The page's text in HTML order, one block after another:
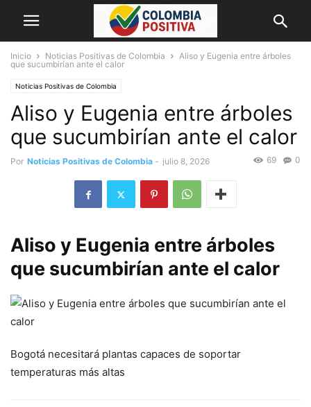
Inicio Noticias Positivas de Colombia
Aliso y Eugenia entre árboles
que sucumbirían ante el calor
Noticias Positivas de Colombia
Aliso y Eugenia entre árboles
que sucumbirían ante el calor
Por Noticias Positivas de Colombia - julio 8, 2026 0
69
Aliso y Eugenia entre árboles
que sucumbirían ante el calor
Bogotá necesitará plantas capaces de soportar
temperaturas más altas